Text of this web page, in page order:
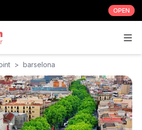
OPEN
> barselona